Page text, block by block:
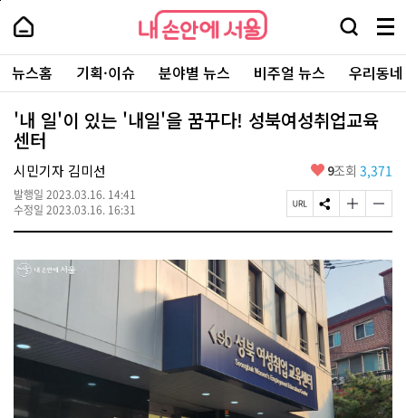
본
로
가
내
손
안
에
서
울
-
서
울
시
대
표
소
통
포
내
손
에
울
검
창
열
기
메
뉴
전
체
보
주
요
서
뉴스홈 기획·이슈 분야별 뉴스 비주얼 뉴스 우리동
'내 일'이 있는 '내일'을 꿈꾸다! 성북여성취업교육
센터
시민기자 김미선
발행일 2023.03.16. 14:41
수정일 2023.03.16. 16:31
좋
요
9조회 3,371
페
이
U
R
L
복
사
S
N
공
유
글
자
기
크
변
경
하
기
글
자
기
작
게
변
경
하
기
페
상
단
로